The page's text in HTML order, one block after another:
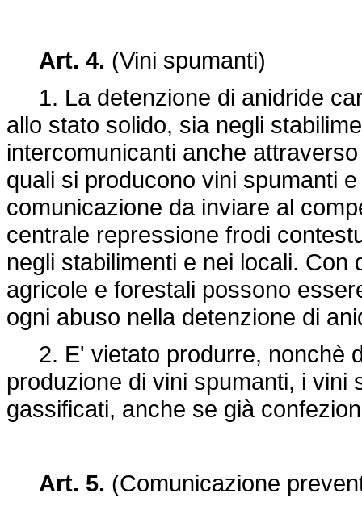
Art. 4. (Vini spumanti)
1. La detenzione di anidride
allo stato solido, sia negli
intercomunicanti anche
quali si producono vini spumanti
comunicazione da inviare al
centrale repressione frodi
negli stabilimenti e nei locali.
agricole e forestali possono
ogni abuso nella detenzione di
2. E' vietato produrre, nonchè
produzione di vini spumanti, i vini
gassificati, anche se già
Art. 5. (Comunicazione